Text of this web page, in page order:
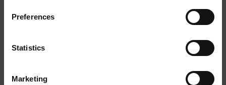
Preferences
Statistics
Marketing
Questo ha fatto si che le persone si
considerava imbevibili questi vini,
quelli che non accettavano neppure